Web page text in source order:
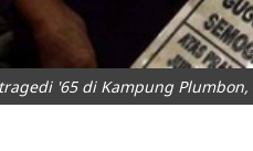
'65 di Kampung